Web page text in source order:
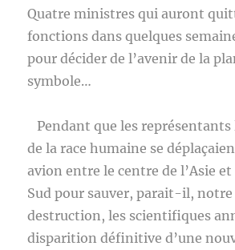
Quatre ministres qui auront
fonctions dans quelques
pour décider de l’avenir de la
symbole…
Pendant que les représentants
de la race humaine se
avion entre le centre de l’Asie
Sud pour sauver, parait-il, notre
destruction, les scientifiques
disparition définitive d’une